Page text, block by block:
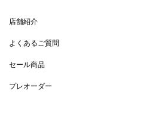
店舗紹介
よくあるご質問
セール商品
プレオーダー